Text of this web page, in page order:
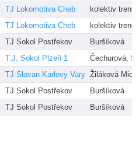
TJ Lokomotiva Cheb
kolektiv
TJ Lokomotiva Cheb
kolektiv
TJ Sokol Postřekov
Buršíková
T.J. Sokol Plzeň 1
Čechurová,
TJ Slovan Karlovy Vary Žiláková
TJ Sokol Postřekov
Buršíková
TJ Sokol Postřekov Buršíková